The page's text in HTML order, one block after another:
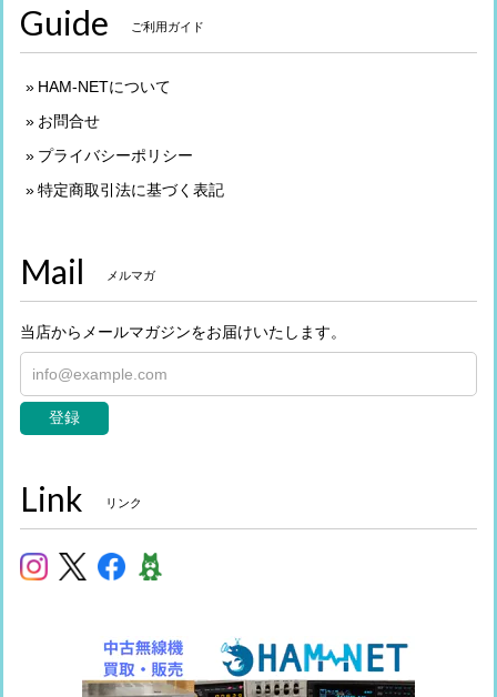
Guide ご利用ガイド
HAM-NETについて
お問合せ
プライバシーポリシー
特定商取引法に基づく表記
Mail メルマガ
当店からメールマガジンをお届けいたします。
登録
Link リンク